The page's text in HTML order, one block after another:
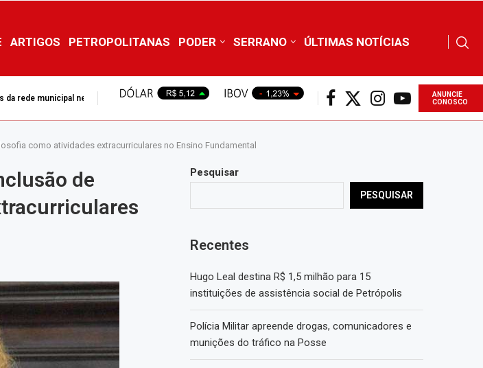
ARTIGOS PETROPOLITANAS PODER SERRANO ÚLTIMAS NOTÍCIAS
rede municipal nesta...
ANUNCIE
CONOSCO
como atividades extracurriculares no Ensino Fundamental
de
Pesquisar
PESQUISAR
Recentes
Hugo Leal destina R$ 1,5 milhão para 15
instituições de assistência social de Petrópolis
Polícia Militar apreende drogas, comunicadores e
munições do tráfico na Posse